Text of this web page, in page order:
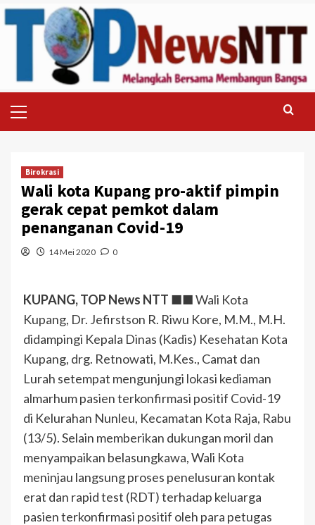
Skip
to
Menu
Birokrasi
Wali kota Kupang pro-aktif pimpin
gerak cepat pemkot dalam
penanganan Covid-19
14 Mei 2020 0
KUPANG, TOP News NTT ■■ Wali Kota
Kupang, Dr. Jefirstson R. Riwu Kore, M.M., M.H.
didampingi Kepala Dinas (Kadis) Kesehatan Kota
Kupang, drg. Retnowati, M.Kes., Camat dan
Lurah setempat mengunjungi lokasi kediaman
almarhum pasien terkonfirmasi positif Covid-19
di Kelurahan Nunleu, Kecamatan Kota Raja, Rabu
(13/5). Selain memberikan dukungan moril dan
menyampaikan belasungkawa, Wali Kota
meninjau langsung proses penelusuran kontak
erat dan rapid test (RDT) terhadap keluarga
pasien terkonfirmasi positif oleh para petugas